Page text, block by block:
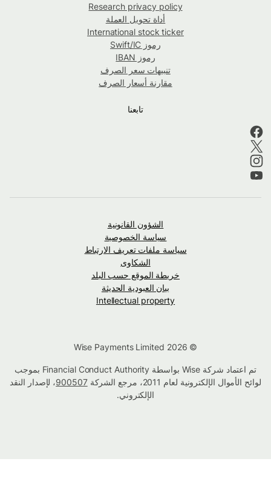
Research privacy policy
أداة تحويل العملة
International stock ticker
رموز Swift/IC
رموز IBAN
تنبيهات سعر الصرف
مقارنة أسعار الصرف
تابعنا
الشؤون القانونية
سياسة الخصوصية
سياسة ملفات تعريف الارتباط
الشكاوى
خريطة الموقع حسب البلد
بيان العبودية الحديثة
Intellectual property
تم اعتماد شركة Wise بواسطة Financial Conduct Authority بموجب
لوائح الأموال الإلكترونية لعام 2011، مرجع الشركة
900507، لإصدار النقد
الإلكتروني.